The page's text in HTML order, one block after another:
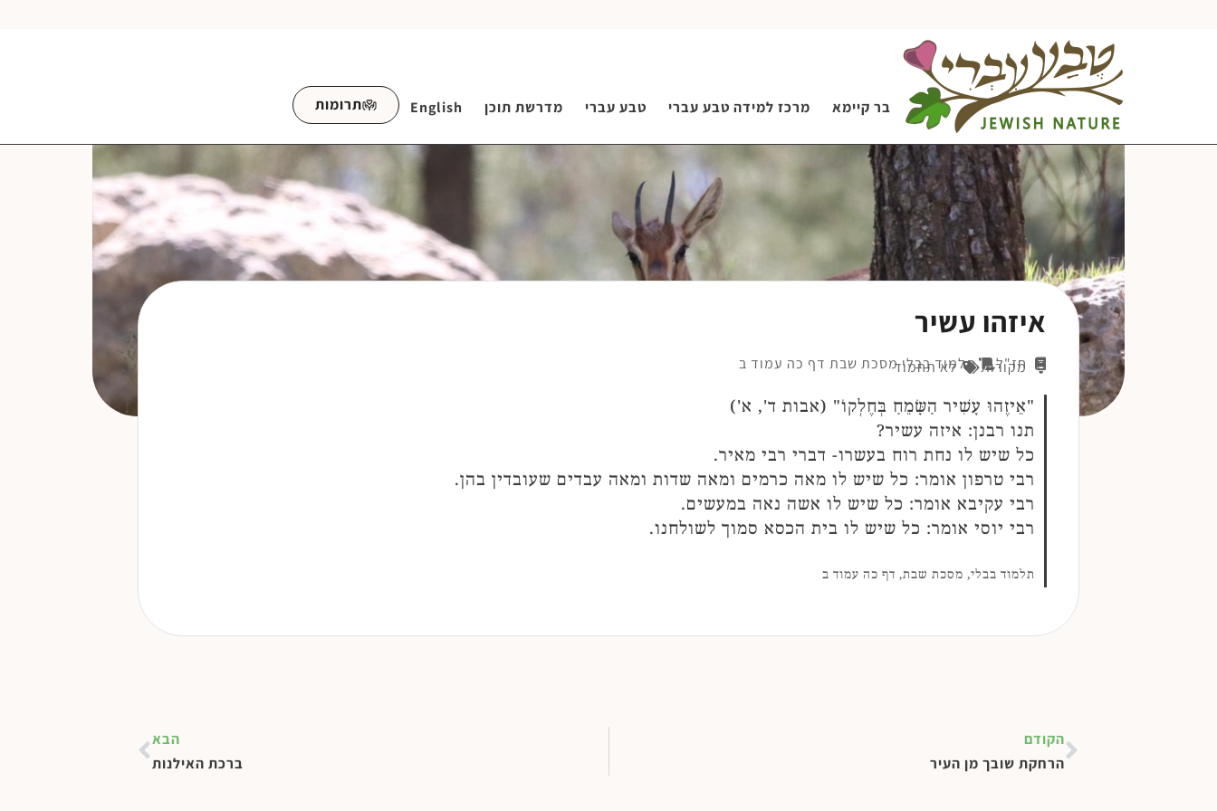
בר קיימא מרכז למידה טבע עברי טבע עברי מדרשת תוכן English תרומות
איזהו עשיר
חז"ל תלמוד בבלי מסכת שבת דף כה עמוד במקורות לא תחמוד
"אֵיזֶהוּ עָשִׁיר הַשָּׂמֵחַ בְּחֶלְקוֹ" (אבות ד', א')
תנו רבנן: איזה עשיר?
כל שיש לו נחת רוח בעשרו- דברי רבי מאיר.
רבי טרפון אומר: כל שיש לו מאה כרמים ומאה שדות ומאה עבדים שעובדין בהן.
רבי עקיבא אומר: כל שיש לו אשה נאה במעשים.
רבי יוסי אומר: כל שיש לו בית הכסא סמוך לשולחנו.
תלמוד בבלי, מסכת שבת, דף כה עמוד ב
הקודם
הרחקת שובך מן העיר
הבא
ברכת האילנות